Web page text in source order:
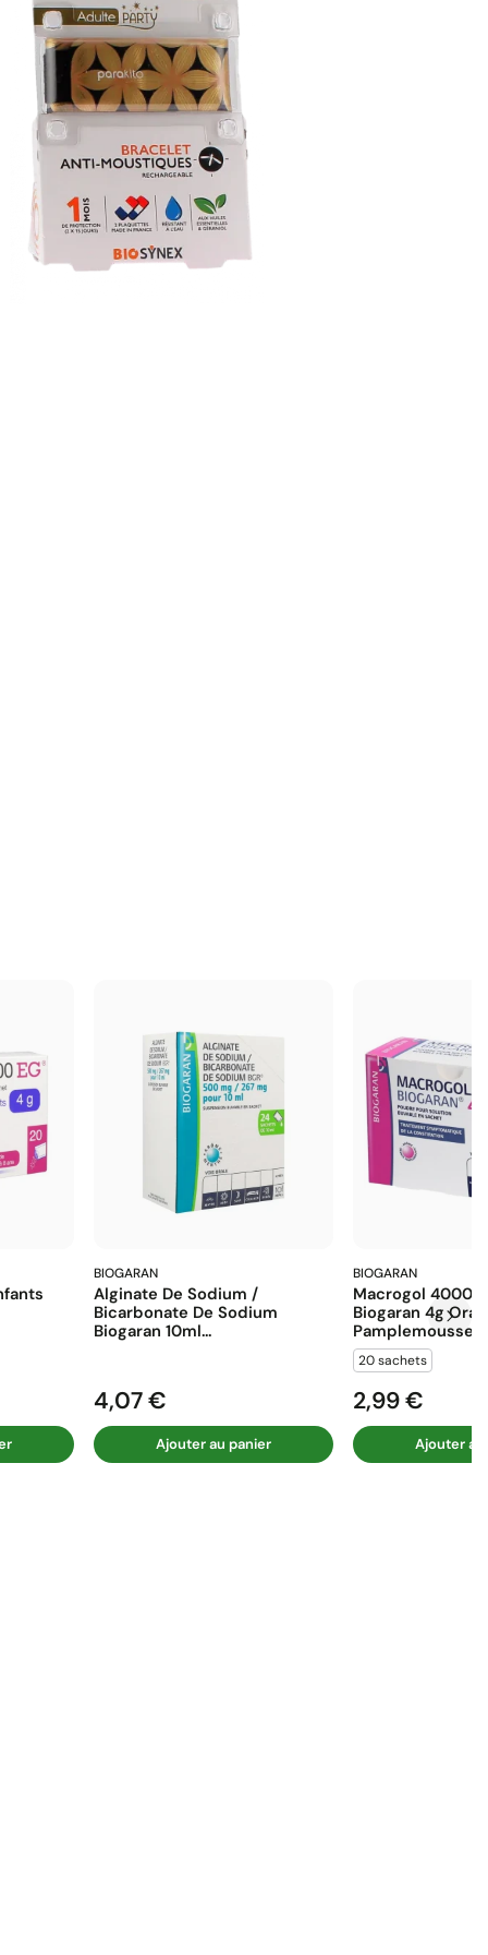
BIOGARAN
Alginate De Sodium /
Bicarbonate De Sodium
Biogaran 10ml...
Prix
4,07 €
Ajouter au panier
BIOGARAN
Macrogol 4000
Biogaran 4g
Pamplemousse...
20 sachets
Prix
2,99 €
Ajouter au